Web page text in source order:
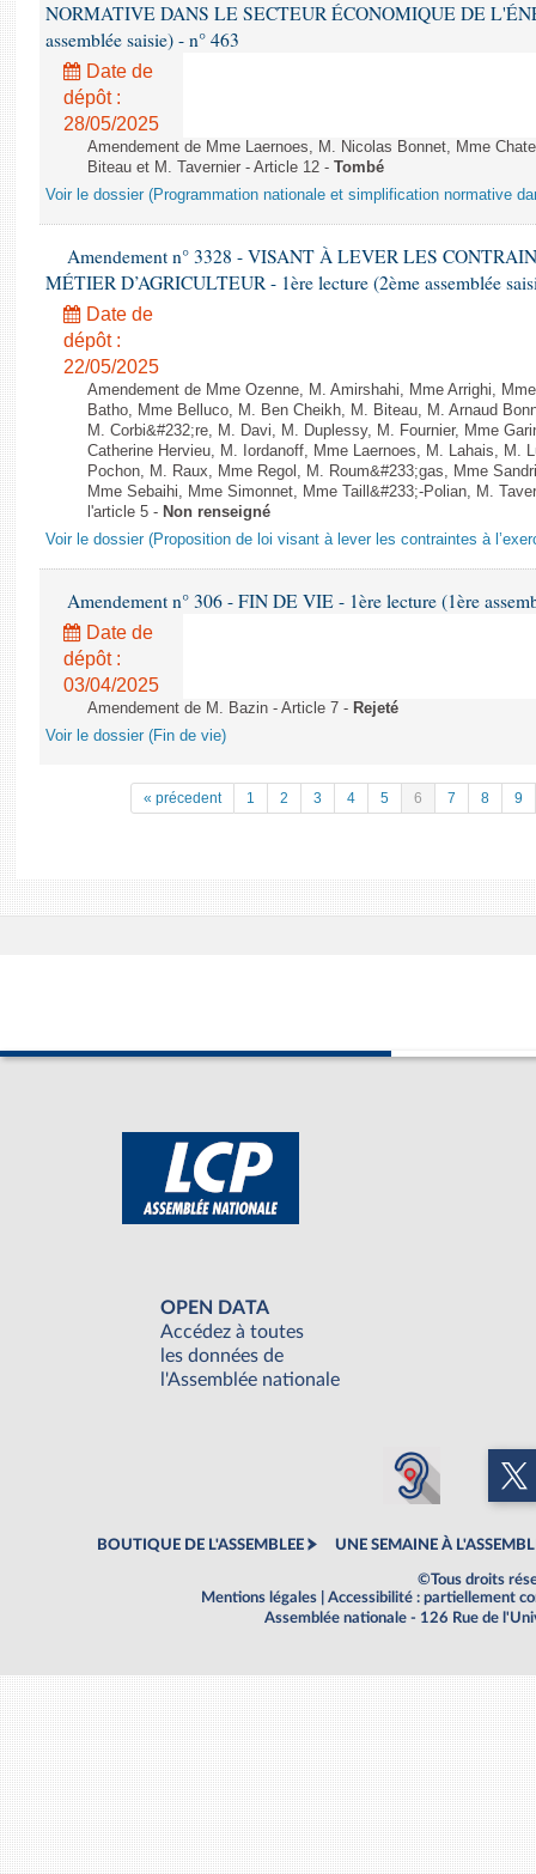
NORMATIVE DANS LE SECTEUR ÉCONOMIQUE DE
assemblée saisie) - n° 463
Date de
dépôt :
28/05/2025
Amendement de Mme Laernoes, M. Nicolas Bonnet, Mme
Biteau et M. Tavernier - Article 12 - Tombé
Voir le dossier (Programmation nationale et simplification normative
Amendement n° 3328 - VISANT À LEVER LES
MÉTIER D’AGRICULTEUR - 1ère lecture (2ème assemblée
Date de
dépôt :
22/05/2025
Amendement de Mme Ozenne, M. Amirshahi, Mme Arrighi,
Batho, Mme Belluco, M. Ben Cheikh, M. Biteau, M. Arnaud
M. Corbi&#232;re, M. Davi, M. Duplessy, M. Fournier, Mme
Catherine Hervieu, M. Iordanoff, Mme Laernoes, M. Lahais, M.
Pochon, M. Raux, Mme Regol, M. Roum&#233;gas, Mme
Mme Sebaihi, Mme Simonnet, Mme Taill&#233;-Polian, M.
l'article 5 - Non renseigné
Voir le dossier (Proposition de loi visant à lever les contraintes à
Amendement n° 306 - FIN DE VIE - 1ère lecture (1ère
Date de
dépôt :
03/04/2025
Amendement de M. Bazin - Article 7 - Rejeté
Voir le dossier (Fin de vie)
« précedent 1 2 3 4 5 6 7 8 9
OPEN DATA
Accédez à toutes
les données de
l'Assemblée nationale
BOUTIQUE DE L'ASSEMBLEE UNE SEMAINE À
©Tous droits
Mentions légales
Accessibilité : partiellement
Assemblée nationale - 126 Rue de